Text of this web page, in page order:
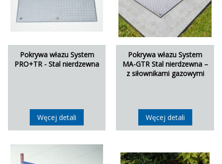
Pokrywa włazu System
PRO+TR - Stal nierdzewna
Węcej detali
Pokrywa włazu System
MA-GTR Stal nierdzewna –
z siłownikami gazowymi
Węcej detali